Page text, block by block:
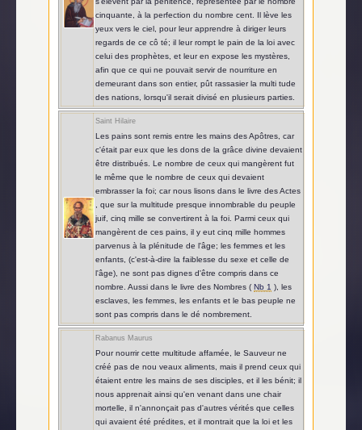
cinquante, à la perfection du nombre cent. Il lève les
yeux vers le ciel, pour leur apprendre à diriger leurs
regards de ce cô té; il leur rompt le pain de la loi avec
celui des prophètes, et leur en expose les mystères,
afin que ce qui ne pouvait servir de nourriture en
demeurant dans son entier, pût rassasier la multi tude
des nations, lorsqu'il serait divisé en plusieurs parties.
Saint Hilaire
Les pains sont remis entre les mains des Apôtres, car
c'était par eux que les dons de la grâce divine devaient
être distribués. Le nombre de ceux qui mangèrent fut
le même que le nombre de ceux qui devaient
embrasser la foi; car nous lisons dans le livre des Actes
, que sur la multitude presque innombrable du peuple
juif, cinq mille se convertirent à la foi. Parmi ceux qui
mangèrent de ces pains, il y eut cinq mille hommes
parvenus à la plénitude de l'âge; les femmes et les
enfants, (c'est-à-dire la faiblesse du sexe et celle de
l'âge), ne sont pas dignes d'être compris dans ce
nombre. Aussi dans le livre des Nombres ( Nb 1 ), les
esclaves, les femmes, les enfants et le bas peuple ne
sont pas compris dans le dé nombrement.
Rabanus Maurus
Pour nourrir cette multitude affamée, le Sauveur ne
créé pas de nou veaux aliments, mais il prend ceux qui
étaient entre les mains de ses disciples, et il les bénit; il
nous apprenait ainsi qu'en venant dans une chair
mortelle, il n'annonçait pas d'autres vérités que celles
qui avaient été prédites, et il montrait que la loi et les